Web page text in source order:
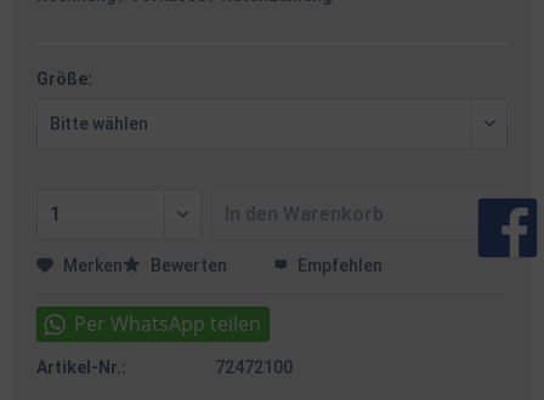
Größe:
Merken Bewerten Empfehlen
Artikel-Nr.: 72472100